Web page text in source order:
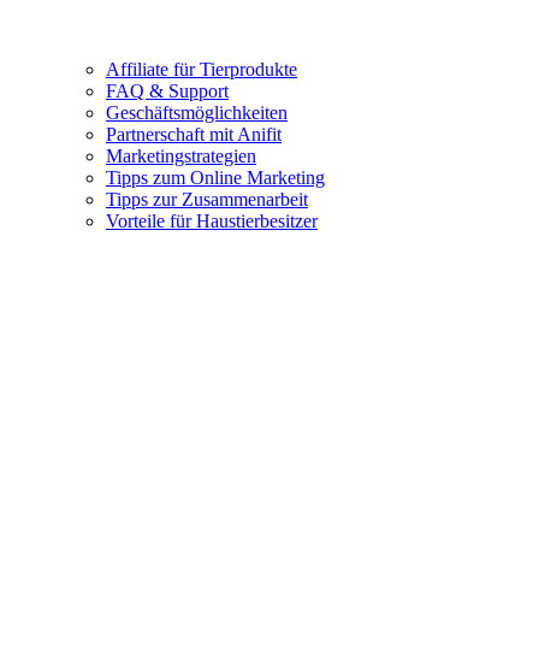
Affiliate für Tierprodukte
FAQ & Support
Geschäftsmöglichkeiten
Partnerschaft mit Anifit
Marketingstrategien
Tipps zum Online Marketing
Tipps zur Zusammenarbeit
Vorteile für Haustierbesitzer